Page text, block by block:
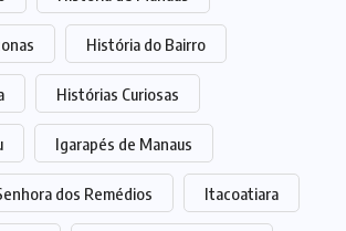
História do Bairro
Histórias Curiosas
Igarapés de Manaus
dos Remédios Itacoatiara